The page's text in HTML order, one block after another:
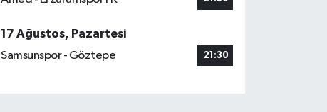
17 Ağustos, Pazartesi
Samsunspor - Göztepe
21:30